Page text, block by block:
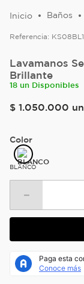
Baños
Referencia:
Lavamanos
Brillante
18 un Disponibles
$ 1.050.000 un
Color
BLANCO
－